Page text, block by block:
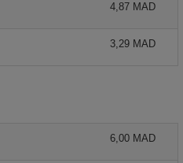
4,87 MAD
3,29 MAD
6,00 MAD